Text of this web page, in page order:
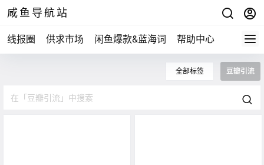
咸鱼导航站
线报圈 供求市场 闲鱼爆款&蓝海词 帮助中心
全部标签 豆瓣引流